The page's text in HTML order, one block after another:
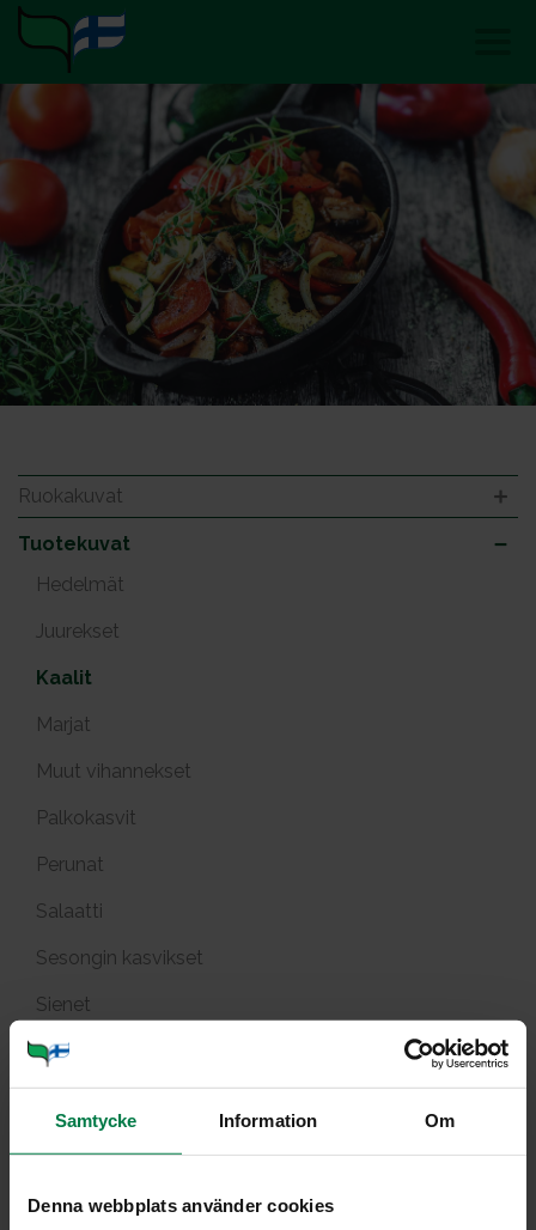
Samtycke Information Om
Denna webbplats använder cookies
Ruokakuvat
Tuotekuvat
Hedelmät
Juurekset
Kaalit
Marjat
Muut vihannekset
Palkokasvit
Perunat
Salaatti
Sesongin kasvikset
Sienet
Sipulit
Viljely ja tuotanto